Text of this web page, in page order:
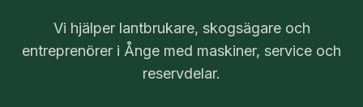
Vi hjälper lantbrukare, skogsägare och
entreprenörer i Ånge med maskiner, service och
reservdelar.